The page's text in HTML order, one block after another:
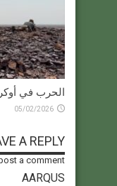
الحرب في
05/02/2026
A REPLY
a comment.
AARQUS